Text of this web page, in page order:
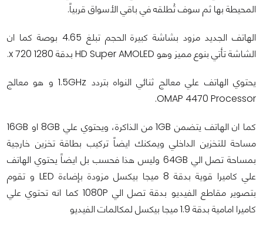
المحيطة بها ثم سوف تُطلقه في باقي الأسواق قربياً.
الهاتف الجديد مزود بشاشة كبيرة الحجم تبلغ 4.65 بوصة كما ان
الشاشة تأتي بنوع مميز وهو HD Super AMOLED بدقة 1280 x 720.
يحتوي الهاتف علي معالج ثنائي النواه بتردد 1.5GHz و هو معالج
OMAP 4470 Processor.
كما ان الهاتف يتضمن 1GB من الذاكرة، ويحتوي علي 8GB او 16GB
مساحة للتخزين الداخلي ويمكنك ايضاً تركيب بطاقة تخزين خارجية
بمساحة تصل الي 64GB وليس هذا فحسب بل ايضاً يحتوي الهاتف
علي كاميرا قوية بدقة 8 ميجا بيكسل مزودة بإضاءة LED و تقوم
بتصوير مقاطع الفيديو بدقة تصل الي 1080P كما انه تحتوي علي
كاميرا امامية بدقة 1.9 ميجا بيكسل لمكالمات الفيديو